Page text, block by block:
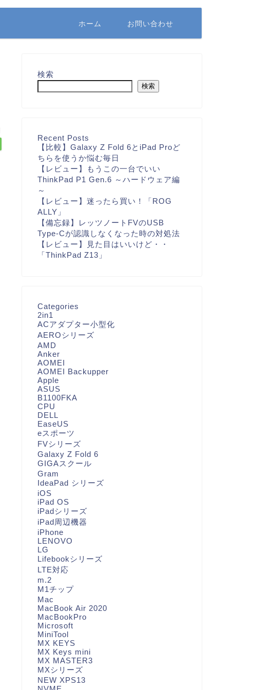
ホーム お問い合わせ
検索
検索
Recent Posts
【比較】Galaxy Z Fold 6とiPad Proど
ちらを使うか悩む毎日
【レビュー】もうこの一台でいい
ThinkPad P1 Gen.6 ～ハードウェア編
～
【レビュー】迷ったら買い！「ROG
ALLY」
【備忘録】レッツノートFVのUSB
Type-Cが認識しなくなった時の対処法
【レビュー】見た目はいいけど・・
「ThinkPad Z13」
Categories
2in1
ACアダプター小型化
AEROシリーズ
AMD
Anker
AOMEI
AOMEI Backupper
Apple
ASUS
B1100FKA
CPU
DELL
EaseUS
eスポーツ
FVシリーズ
Galaxy Z Fold 6
GIGAスクール
Gram
IdeaPad シリーズ
iOS
iPad OS
iPadシリーズ
iPad周辺機器
iPhone
LENOVO
LG
Lifebookシリーズ
LTE対応
m.2
M1チップ
Mac
MacBook Air 2020
MacBookPro
Microsoft
MiniTool
MX KEYS
MX Keys mini
MX MASTER3
MXシリーズ
NEW XPS13